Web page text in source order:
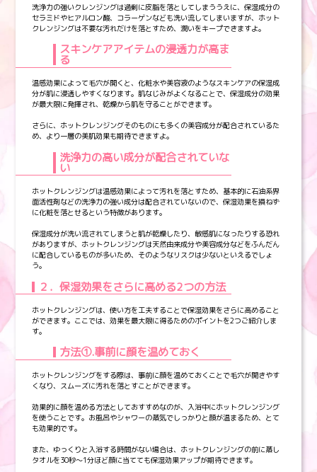
洗浄力の強いクレンジングは過剰に皮脂を落としてしまううえに、保湿成分の
セラミドやヒアルロン酸、コラーゲンなども洗い流してしまいますが、ホット
クレンジングは不要な汚れだけを落とすため、潤いをキープできますよ。
スキンケアアイテムの浸透力が高ま
る
温感効果によって毛穴が開くと、化粧水や美容液のようなスキンケアの保湿成
分が肌に浸透しやすくなります。肌なじみがよくなることで、保湿成分の効果
が最大限に発揮され、乾燥から肌を守ることができます。
さらに、ホットクレンジングそのものにも多くの美容成分が配合されているた
め、より一層の美肌効果も期待できますよ。
洗浄力の高い成分が配合されていな
い
ホットクレンジングは温感効果によって汚れを落とすため、基本的に石油系界
面活性剤などの洗浄力の強い成分は配合されていないので、保湿効果を損ねず
に化粧を落とせるという特徴があります。
保湿成分が洗い流されてしまうと肌が乾燥したり、敏感肌になったりする恐れ
がありますが、ホットクレンジングは天然由来成分や美容成分などをふんだん
に配合しているものが多いため、そのようなリスクは少ないといえるでしょ
う。
２．保湿効果をさらに高める2つの方法
ホットクレンジングは、使い方を工夫することで保湿効果をさらに高めること
ができます。ここでは、効果を最大限に得るためのポイントを2つご紹介しま
す。
方法①.事前に顔を温めておく
ホットクレンジングをする際は、事前に顔を温めておくことで毛穴が開きやす
くなり、スムーズに汚れを落とすことができます。
効果的に顔を温める方法としておすすめなのが、入浴中にホットクレンジング
を使うことです。お風呂やシャワーの蒸気でしっかりと顔が温まるため、とて
も効果的です。
また、ゆっくりと入浴する時間がない場合は、ホットクレンジングの前に蒸し
タオルを30秒～1分ほど顔に当てても保湿効果アップが期待できます。